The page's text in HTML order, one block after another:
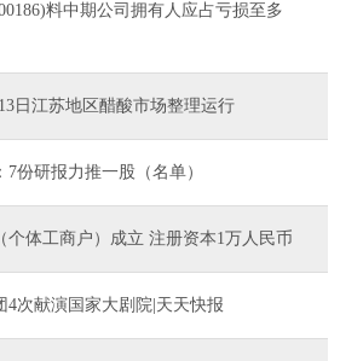
料中期公司拥有人应占亏损至多
日江苏地区醋酸市场整理运行
份研报力推一股（名单）
个体工商户）成立 注册资本1万人民币
4次献演国家大剧院|天天快报